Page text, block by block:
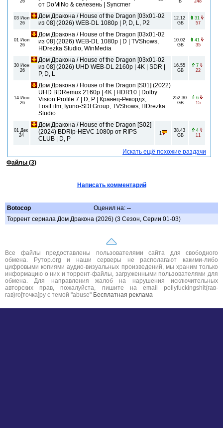
26
от DoMiNo & селезень | Syncmer
B
248
03 Июл
26
Дом Дракона / House of the Dragon [03x01-02
из 08] (2026) WEB-DL 1080p | P, D, L, P2
12.12
GB
31
57
01 Июл
26
Дом Дракона / House of the Dragon [03х01-02
из 08] (2026) WEB-DL 1080p | D | TVShows,
HDrezka Studio, WinMedia
10.02
GB
41
35
30 Июн
26
Дом Дракона / House of the Dragon [03х01-02
из 08] (2026) UHD WEB-DL 2160p | 4K | SDR |
P, D, L
16.55
GB
7
22
14 Июн
26
Дом Дракона / House of the Dragon [S01] (2022)
UHD BDRemux 2160p | 4K | HDR10 | Dolby
Vision Profile 7 | D, P | Кравец-Рекордз,
LostFilm, Iyuno-SDI Group, TVShows, HDrezka
Studio
252.30
GB
6
15
01 Дек
24
Дом Дракона / House of the Dragon [S02]
(2024) BDRip-HEVC 1080p от RIPS
CLUB | D, P
1
38.43
GB
4
11
Искать ещё похожие раздачи
Файлы (3)
Написать комментарий
Botocop Оценил на: --
Торрент сериала Дом Дракона (2026) (3 Сезон, Серии 01-03)
Все файлы предоставлены пользователями сайта для свободного
обмена. Рутор.org и наши серверы не располагают какими-либо
цифровыми копиями аудио-визуальных произведений, мы храним только
информацию о них и торрент-файлы, загруженными пользователями для
обмена. Для направления жалоб на нарушения исключительных
авторских прав, пожалуйста, пишите на email pollyfuckingshit(гав-
гав)ro[точка]ру с темой "abuse" Бесплатная реклама